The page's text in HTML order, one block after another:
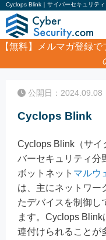
Cyclops Blink｜サイバーセキュリテ
【無料】
メルマガ登録
公開日：
Cyclops Blink
Cyclops Blink（サイ
バーセキュリティ分
ボットネット マルウ
は、主にネットワー
たデバイスを制御し
ます。Cyclops Blink
連付けられることが